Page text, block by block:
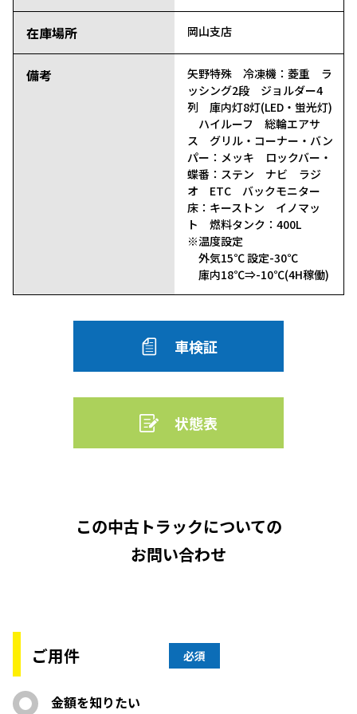
在庫場所 岡山支店
備考
矢野特殊 冷凍機：菱重 ラ
ッシング2段 ジョルダー4
列 庫内灯8灯(LED・蛍光灯)
ハイルーフ 総輪エアサ
ス グリル・コーナー・バン
パー：メッキ ロックバー・
蝶番：ステン ナビ ラジ
オ ETC バックモニター
床：キーストン イノマッ
ト 燃料タンク：400L
※温度設定
外気15℃ 設定-30℃
庫内18℃⇒-10℃(4H稼働)
車検証
状態表
この中古トラックについての
お問い合わせ
ご用件 必須
金額を知りたい